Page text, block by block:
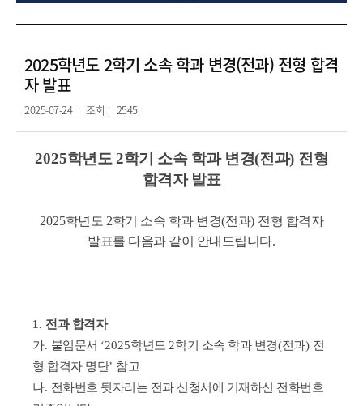
2025학년도 2학기 소속 학과 변경(전과) 전형 합격
자 발표
2025-07-24 조회 : 2545
2025학년도 2학기 소속 학과 변경(전과) 전형
합격자 발표
2025학년도 2학기 소속 학과 변경(전과) 전형 합격자
발표를 다음과 같이 안내드립니다.
1. 전과 합격자
가. 붙임문서 ‘2025학년도 2학기 소속 학과 변경(전과) 전
형 합격자 명단’ 참고
나. 전화번호 뒷자리는 전과 신청서에 기재하신 전화번호